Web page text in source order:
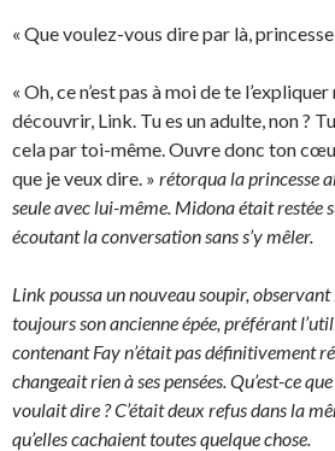
« Que voulez-vous dire par là,
« Oh, ce n’est pas à moi de te
découvrir, Link. Tu es un adulte, non ?
cela par toi-même. Ouvre donc ton
que je veux dire. » rétorqua la princesse
seule avec lui-même. Midona était restée
écoutant la conversation sans s’y mêler.
Link poussa un nouveau soupir, observant
toujours son ancienne épée, préférant
contenant Fay n’était pas définitivement
changeait rien à ses pensées. Qu’est-ce
voulait dire ? C’était deux refus dans la
qu’elles cachaient toutes quelque chose.